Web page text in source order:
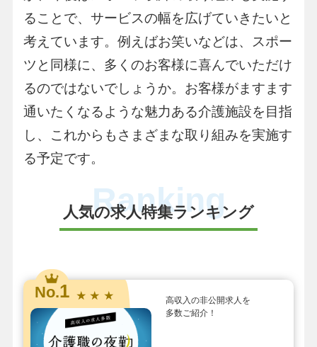
ることで、サービスの幅を広げていきたいと
考えています。例えばお笑いなどは、スポー
ツと同様に、多くのお客様に喜んでいただけ
るのではないでしょうか。お客様がますます
通いたくなるような魅力ある介護施設を目指
し、これからもさまざまな取り組みを実施す
る予定です。
人気の求人特集ランキング
Ranking
No.1 ★ ★ ★
高収入の非公開求人を
多数ご紹介！